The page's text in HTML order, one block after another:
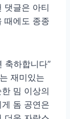
댓글은 아티
때에도 종종
축하합니다”
재미있는
밈 이상의
돔 공연은